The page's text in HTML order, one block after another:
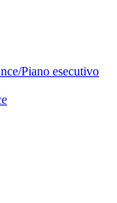
Piano esecutivo